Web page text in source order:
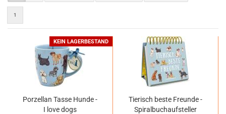
1
KEIN LAGERBESTAND
Porzellan Tasse Hunde -
I love dogs
Tierisch beste Freunde -
Spiralbuchaufsteller